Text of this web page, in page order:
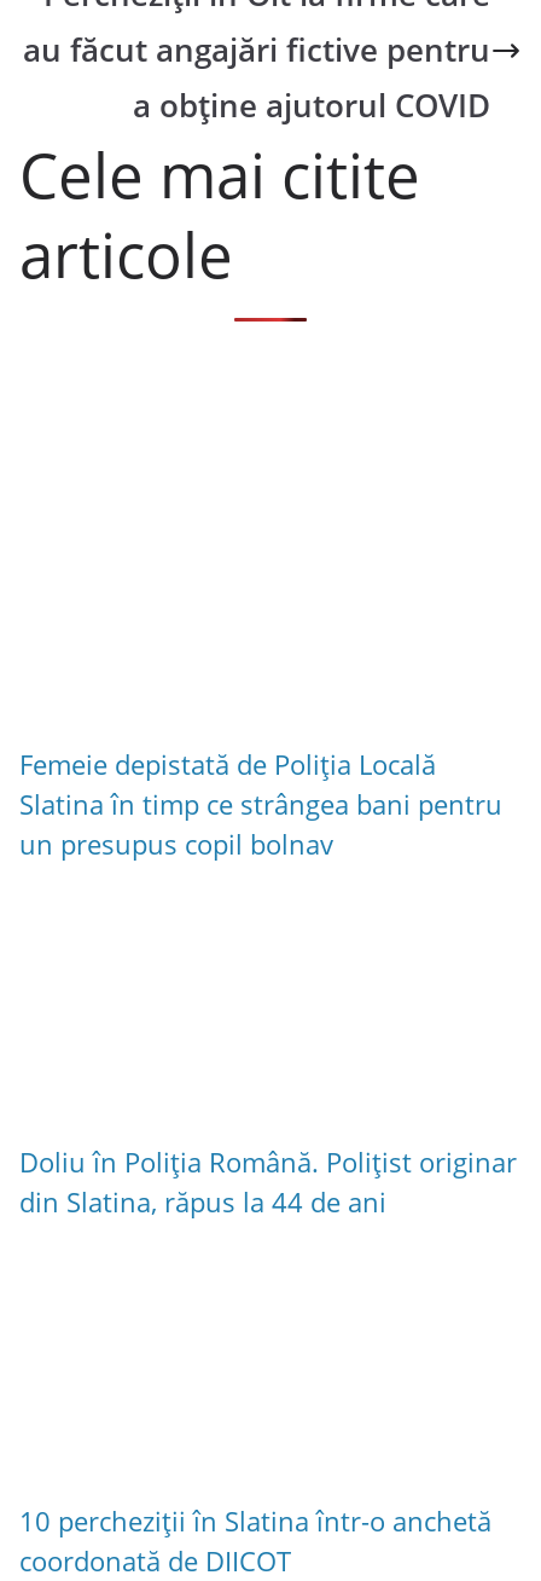
au făcut angajări fictive pentru
a obține ajutorul COVID
Cele mai citite
articole
Femeie depistată de Poliția Locală
Slatina în timp ce strângea bani pentru
un presupus copil bolnav
Doliu în Poliția Română. Polițist originar
din Slatina, răpus la 44 de ani
10 percheziții în Slatina într-o anchetă
coordonată de DIICOT